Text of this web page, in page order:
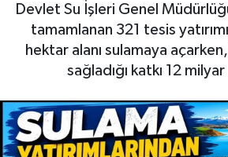
Devlet Su İşleri Genel
tamamlanan 321 tesis
hektar alanı sulamaya
sağladığı katkı 12